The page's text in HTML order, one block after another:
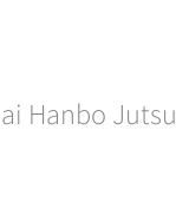
Hanbo Jutsu